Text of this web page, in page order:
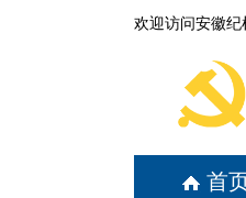
欢迎访问安徽纪
首